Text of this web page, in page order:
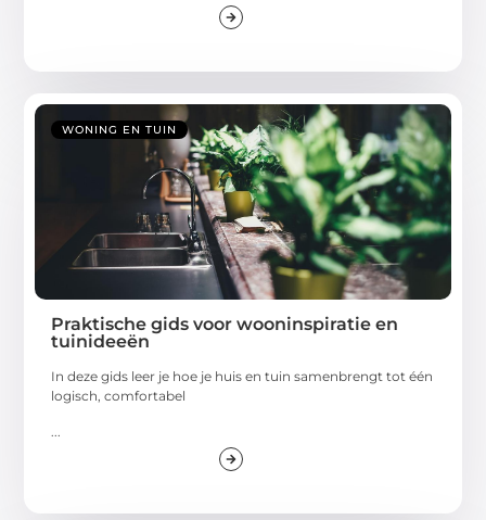
WONING EN TUIN
Praktische gids voor wooninspiratie en
tuinideeën
In deze gids leer je hoe je huis en tuin samenbrengt tot één
logisch, comfortabel